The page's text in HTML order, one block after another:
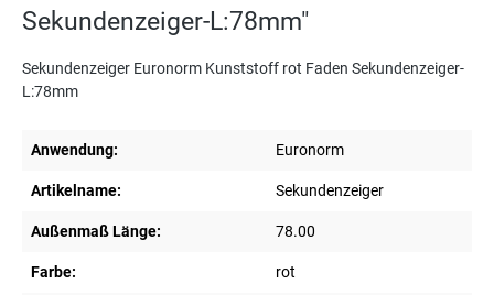
Sekundenzeiger-L:78mm"
Sekundenzeiger Euronorm Kunststoff rot Faden Sekundenzeiger-
L:78mm
Anwendung: Euronorm
Artikelname: Sekundenzeiger
Außenmaß Länge: 78.00
Farbe: rot